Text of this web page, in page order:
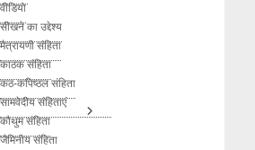
वीडियो
सीखने का उद्देश्य
मैत्रायणी संहिता
काठक संहिता
कठ-कपिष्ठल संहिता
सामवेदीय संहिताएं
कौथुम संहिता
जैमिनीय संहिता